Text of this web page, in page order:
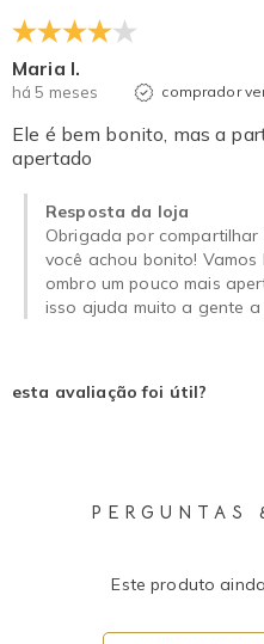
Maria I.
há 5 meses comprador
Ele é bem bonito, mas a
apertado
Resposta da loja
Obrigada por compartilhar
você achou bonito!
ombro um pouco mais
isso ajuda muito a gente a
esta avaliação foi útil?
PERGUNTAS
Este produto